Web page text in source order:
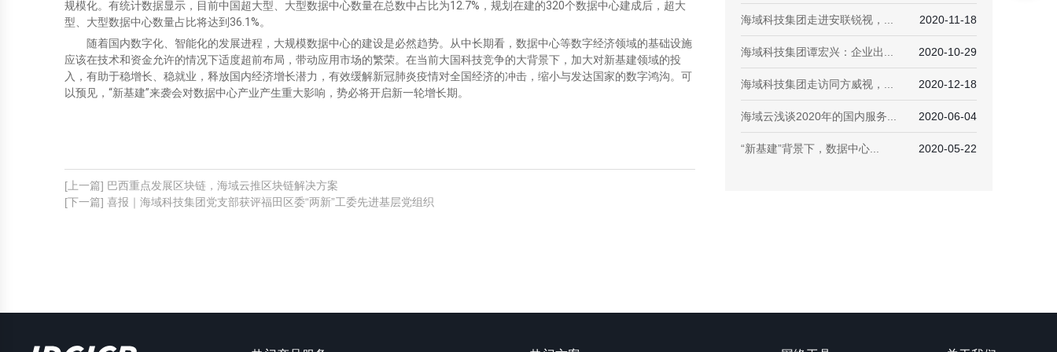
[上一篇] 巴西重点发展区块链，海域云推区块链解决方案
[下一篇] 喜报｜海域科技集团党支部获评福田区委“两新”工委先进基层党组织
海域科技集团走进安联锐视，... 2020-11-18
海域科技集团谭宏兴：企业出... 2020-10-29
海域科技集团走访同方威视，... 2020-12-18
海域云浅谈2020年的国内服务... 2020-06-04
“新基建”背景下，数据中心... 2020-05-22